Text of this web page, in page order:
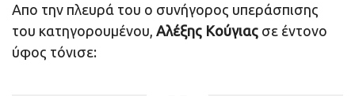
Απο την πλευρά του ο συνήγορος υπεράσπισης
του κατηγορουμένου, Αλέξης Κούγιας σε έντονο
ύφος τόνισε: